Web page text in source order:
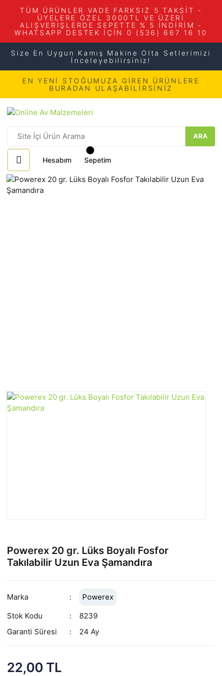
TÜM ÜRÜNLER VADE FARKSIZ 5 TAKSİT -
ÜYELERE ÖZEL 3000TL VE ÜZERİ
ALIŞVERİŞLERDE SEPETTE % 5 İNDİRİM -
WHATSAPP DESTEK İÇİN 0 (536) 667 16 10
Size En Uygun Kamış Makine Olta Setlerimizi
İnceleyebilirsiniz!
EN YENİ STOĞUMUZA GİREN ÜRÜNLERE
BURADAN ULAŞABİLİRSİNİZ
ARA
Hesabım Sepetim
Powerex 20 gr. Lüks Boyalı Fosfor
Takılabilir Uzun Eva Şamandıra
Marka
Powerex
Stok Kodu
8239
Garanti Süresi
24 Ay
22,00 TL